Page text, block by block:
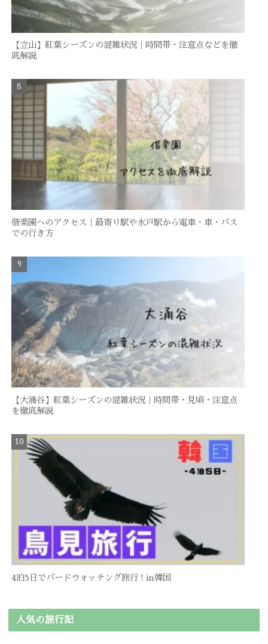
【立山】紅葉シーズンの混雑状況｜時間帯・注意点などを徹
底解説
偕楽園へのアクセス｜最寄り駅や水戸駅から電車・車・バス
での行き方
【大涌谷】紅葉シーズンの混雑状況｜時間帯・見頃・注意点
を徹底解説
4泊5日でバードウォッチング旅行 ! in韓国
人気の旅行記